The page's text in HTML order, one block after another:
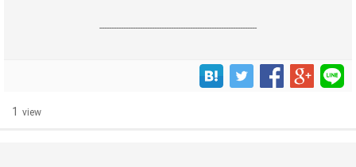
------------------------------------------------------------------
1 view